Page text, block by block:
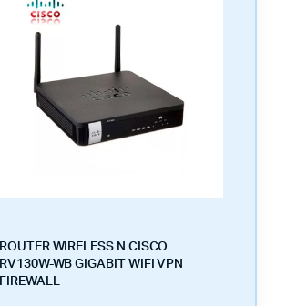
ROUTER WIRELESS N CISCO
RV130W-WB GIGABIT WIFI VPN
FIREWALL